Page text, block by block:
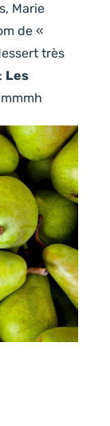
Marie
de «
très
Les